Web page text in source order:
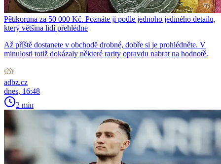
Pětikoruna za 50 000 Kč. Poznáte ji podle jednoho jediného detailu,
který většina lidí přehlédne
Až příště dostanete v obchodě drobné, dobře si je prohlédněte. V
minulosti totiž dokázaly některé rarity opravdu nabrat na hodnotě.
adbz.cz
dnes, 16:48
2 min